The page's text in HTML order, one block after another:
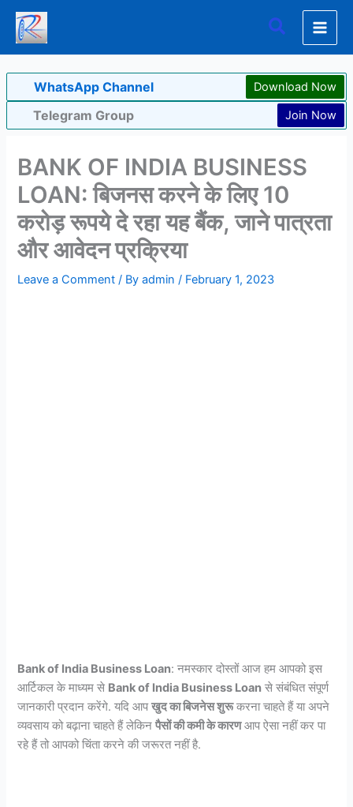
Skip
content
Search
WhatsApp Channel Download Now
Telegram Group Join Now
BANK OF INDIA BUSINESS
LOAN: बिजनस करने के लिए 10
करोड़ रूपये दे रहा यह बैंक, जाने पात्रता
और आवेदन प्रक्रिया
Leave a Comment / Byadmin/ February 1, 2023
Bank of India Business Loan: नमस्कार दोस्तों आज हम आपको इस
आर्टिकल के माध्यम से Bank of India Business Loan से संबंधित संपूर्ण
जानकारी प्रदान करेंगे. यदि आपखुद का बिजनेस शुरूकरना चाहते हैं या अपने
व्यवसाय को बढ़ाना चाहते हैं लेकिनपैसों की कमी के कारणआप ऐसा नहीं कर पा
रहे हैं तो आपको चिंता करने की जरूरत नहीं है.